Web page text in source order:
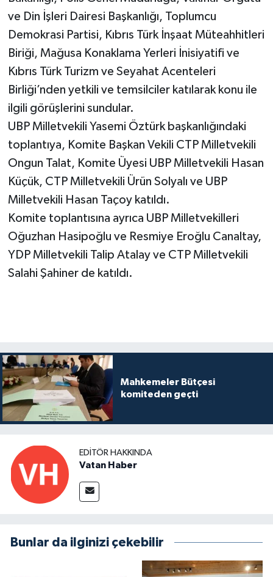
ve Din İşleri Dairesi Başkanlığı, Toplumcu
Demokrasi Partisi, Kıbrıs Türk İnşaat Müteahhitleri
Biriği, Mağusa Konaklama Yerleri İnisiyatifi ve
Kıbrıs Türk Turizm ve Seyahat Acenteleri
Birliği’nden yetkili ve temsilciler katılarak konu ile
ilgili görüşlerini sundular.
UBP Milletvekili Yasemi Öztürk başkanlığındaki
toplantıya, Komite Başkan Vekili CTP Milletvekili
Ongun Talat, Komite Üyesi UBP Milletvekili Hasan
Küçük, CTP Milletvekili Ürün Solyalı ve UBP
Milletvekili Hasan Taçoy katıldı.
Komite toplantısına ayrıca UBP Milletvekilleri
Oğuzhan Hasipoğlu ve Resmiye Eroğlu Canaltay,
YDP Milletvekili Talip Atalay ve CTP Milletvekili
Salahi Şahiner de katıldı.
Mahkemeler Bütçesi
komiteden geçti
EDITÖR HAKKINDA
Vatan Haber
Bunlar da ilginizi çekebilir